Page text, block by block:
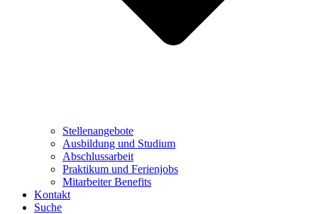
Stellenangebote
Ausbildung und Studium
Abschlussarbeit
Praktikum und Ferienjobs
Mitarbeiter Benefits
Kontakt
Suche